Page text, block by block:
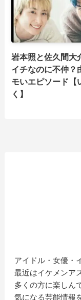
岩本照と佐久間大
イチなのに不仲？
モいエピソード【
く】
アイドル・女優・
最近はイケメンア
多くの方に楽しん
気になる芸能情報